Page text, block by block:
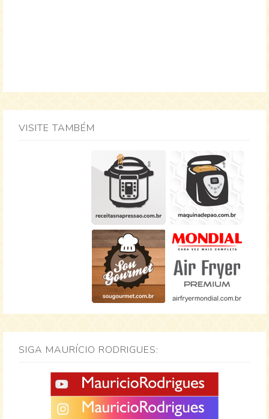
VISITE TAMBÉM
SIGA MAURÍCIO RODRIGUES: